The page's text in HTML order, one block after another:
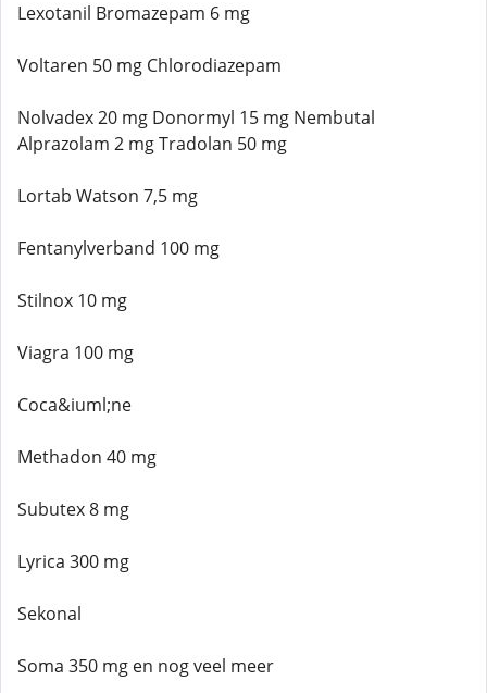
Lexotanil Bromazepam 6 mg
Voltaren 50 mg Chlorodiazepam
Nolvadex 20 mg Donormyl 15 mg Nembutal
Alprazolam 2 mg Tradolan 50 mg
Lortab Watson 7,5 mg
Fentanylverband 100 mg
Stilnox 10 mg
Viagra 100 mg
Coca&iuml;ne
Methadon 40 mg
Subutex 8 mg
Lyrica 300 mg
Sekonal
Soma 350 mg en nog veel meer